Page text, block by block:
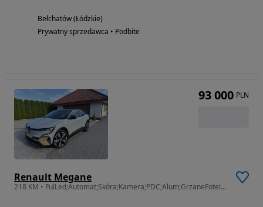
Bełchatów (Łódzkie)
Prywatny sprzedawca • Podbite
Renault Megane
218 KM • FulLed;Automat;Skóra;Kamera;PDC;Alum;GrzaneFotele;Harman/Kardon;FULL!!
93 000 PLN